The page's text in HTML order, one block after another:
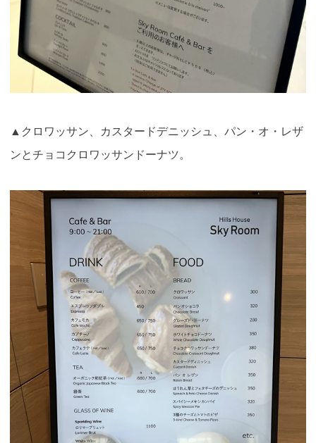
▲クロワッサン、カスタードデニッシュ、パン・オ・レザ
ンとチョコクロワッサンドーナツ。